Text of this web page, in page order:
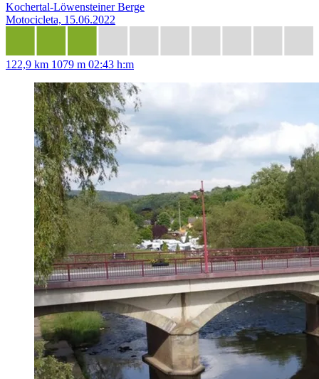
Kochertal-Löwensteiner Berge
Motocicleta, 15.06.2022
122,9 km 1079 m 02:43 h:m